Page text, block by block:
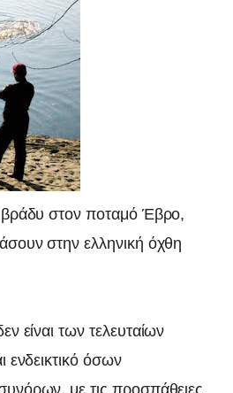
βράδυ στον ποταμό Έβρο,
στην ελληνική όχθη
είναι των τελευταίων
ενδεικτικό όσων
με τις προσπάθειες